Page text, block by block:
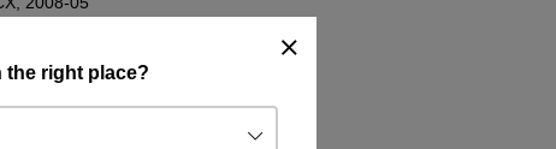
the right place?
2011-01
2012-12